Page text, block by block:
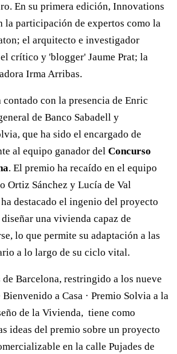
En su primera edición, Innovations
la participación de expertos como la
el arquitecto e investigador
crítico y 'blogger' Jaume Prat; la
Irma Arribas.
con la presencia de Enric
de Banco Sabadell y
que ha sido el encargado de
al equipo ganador del Concurso
. El premio ha recaído en el equipo
Ortiz Sánchez y Lucía de Val
destacado el ingenio del proyecto
una vivienda capaz de
lo que permite su adaptación a las
a lo largo de su ciclo vital.
de Barcelona, restringido a los nueve
a Casa · Premio Solvia a la
de la Vivienda, tiene como
ideas del premio sobre un proyecto
en la calle Pujades de